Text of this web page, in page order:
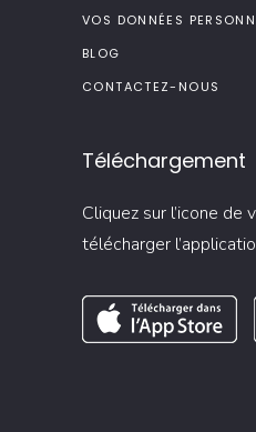
VOS DONNÉES
BLOG
CONTACTEZ-NOUS
Téléchargement
Cliquez sur l’icone de
télécharger